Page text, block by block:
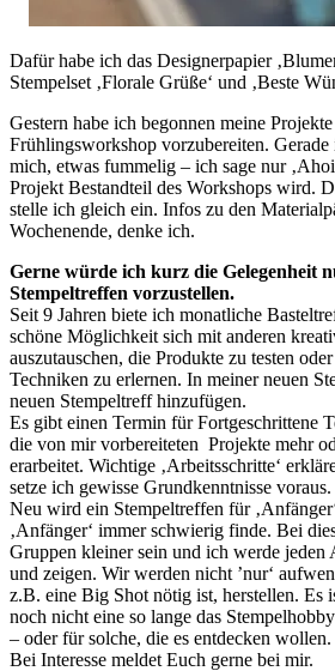
Dafür habe ich das Designerpapier
Stempelset ‚Florale Grüße‘ und ‚Beste
Gestern habe ich begonnen meine
Frühlingsworkshop vorzubereiten.
mich, etwas fummelig – ich sage nur
Projekt Bestandteil des Workshops wird.
stelle ich gleich ein. Infos zu den
Wochenende, denke ich.
Gerne würde ich kurz die Gelegenheit
Stempeltreffen vorzustellen.
Seit 9 Jahren biete ich monatliche
schöne Möglichkeit sich mit anderen
auszutauschen, die Produkte zu testen
Techniken zu erlernen. In meiner neuen
neuen Stempeltreff hinzufügen.
Es gibt einen Termin für Fortgeschrittene
die von mir vorbereiteten Projekte mehr
erarbeitet. Wichtige ‚Arbeitsschritte‘
setze ich gewisse Grundkenntnisse voraus.
Neu wird ein Stempeltreffen für
‚Anfänger‘ immer schwierig finde. Bei
Gruppen kleiner sein und ich werde jeden
und zeigen. Wir werden nicht ’nur‘
z.B. eine Big Shot nötig ist, herstellen. Es
noch nicht eine so lange das
– oder für solche, die es entdecken wollen.
Bei Interesse meldet Euch gerne bei mir.